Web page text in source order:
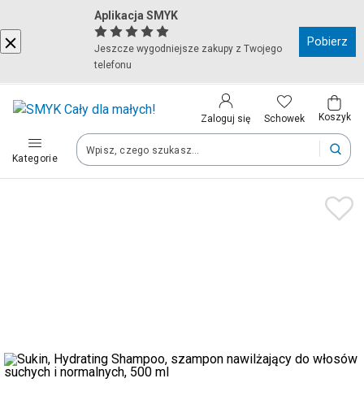
Aplikacja SMYK
Jeszcze wygodniejsze zakupy z Twojego
telefonu
Pobierz
Zaloguj się Schowek Koszyk
Kategorie
Kraj i język
Polska (Poland)
Twoje zamówienia dostarczymy na teren wybranego kraju.
Zapisz